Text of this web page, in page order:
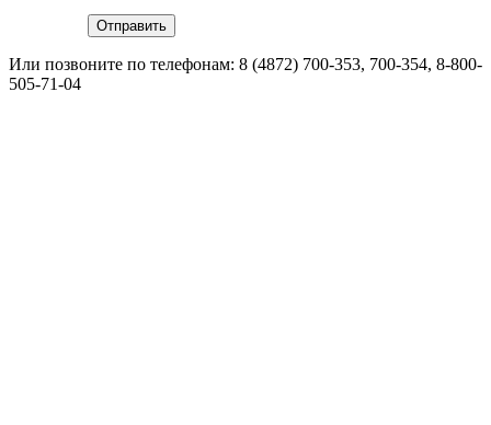
Или позвоните по телефонам: 8 (4872) 700-353, 700-354, 8-800-
505-71-04